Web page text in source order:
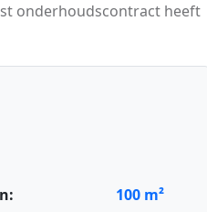
onderhoudscontract heeft
100 m²